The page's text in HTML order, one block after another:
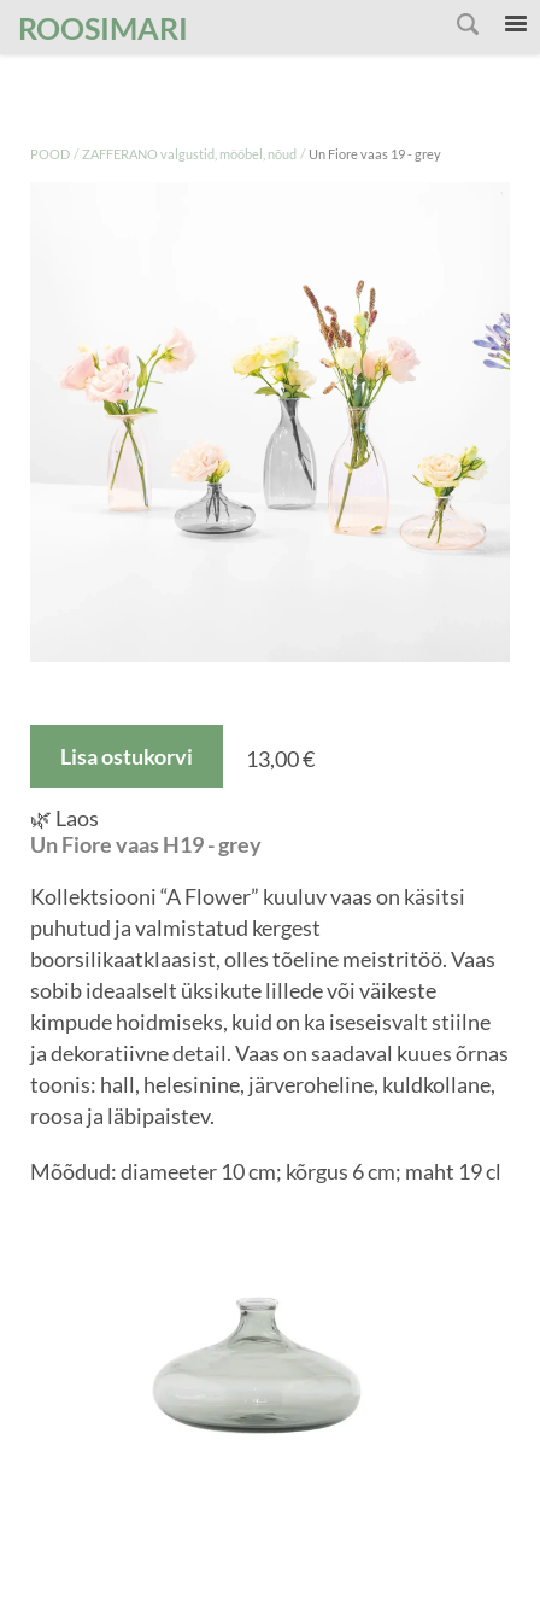
ROOSIMARI
POOD / ZAFFERANO valgustid, mööbel, nõud / Un Fiore vaas 19 - grey
Lisa ostukorvi 13,00 €
🌿 Laos
Un Fiore vaas H19 - grey
Kollektsiooni “A Flower” kuuluv vaas on käsitsi
puhutud ja valmistatud kergest
boorsilikaatklaasist, olles tõeline meistritöö. Vaas
sobib ideaalselt üksikute lillede või väikeste
kimpude hoidmiseks, kuid on ka iseseisvalt stiilne
ja dekoratiivne detail. Vaas on saadaval kuues õrnas
toonis: hall, helesinine, järveroheline, kuldkollane,
roosa ja läbipaistev.
Mõõdud: diameeter 10 cm; kõrgus 6 cm; maht 19 cl